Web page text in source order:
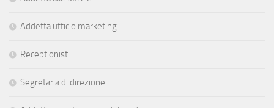
Addetta ufficio marketing
Receptionist
Segretaria di direzione